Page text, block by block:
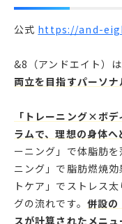
公式 https://and-
&8（アンドエイト）は
両立を目指すパーソナ
「トレーニング×ボ
ラムで、理想の身体へ
ーニング」で体脂肪
ニング」で脂肪燃焼
トケア」でストレス
グの流れです。 併設
スが計算されたメニ